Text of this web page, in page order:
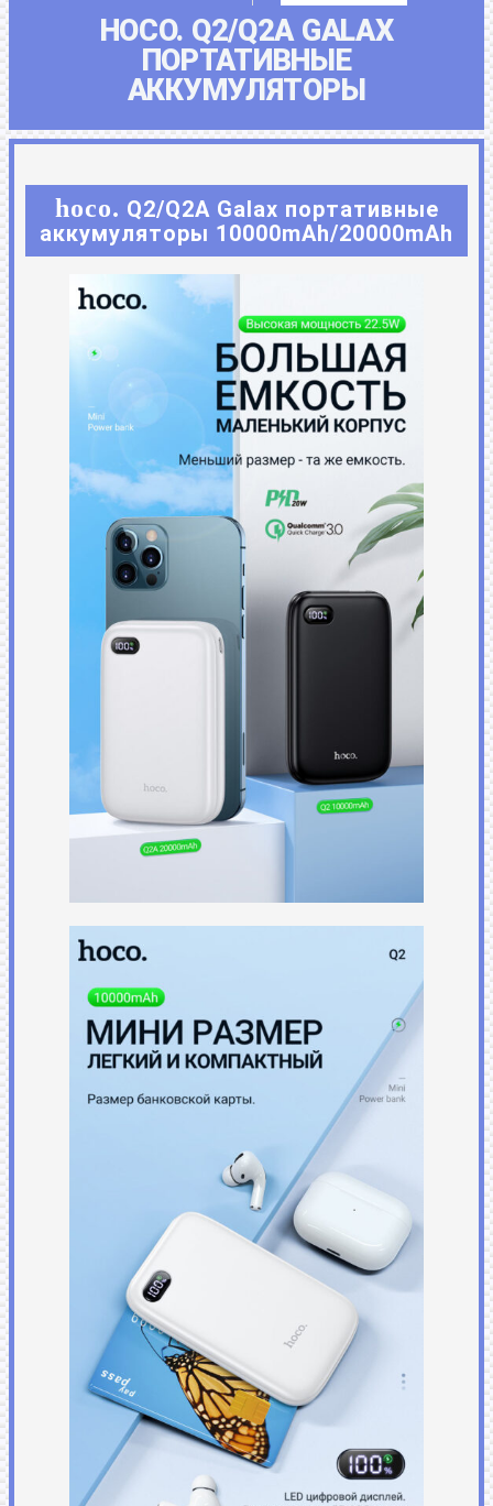
HOCO. Q2/Q2A GALAX
ПОРТАТИВНЫЕ
АККУМУЛЯТОРЫ
hoco. Q2/Q2A Galax портативные
аккумуляторы 10000mAh/20000mAh